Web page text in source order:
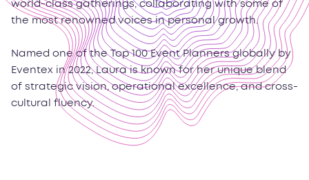
world-class gatherings, collaborating with some of
the most renowned voices in personal growth.
Named one of the Top 100 Event Planners globally by
Eventex in 2022, Laura is known for her unique blend
of strategic vision, operational excellence, and cross-
cultural fluency.‍